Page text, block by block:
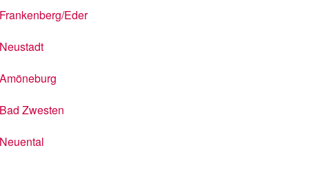
Frankenberg/Eder
Neustadt
Amöneburg
Bad Zwesten
Neuental